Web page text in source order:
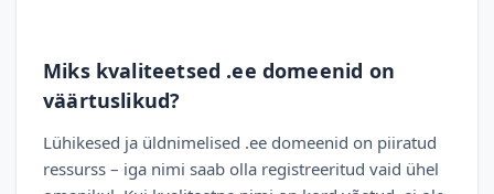
Miks kvaliteetsed .ee domeenid on
väärtuslikud?
Lühikesed ja üldnimelised .ee domeenid on piiratud
ressurss – iga nimi saab olla registreeritud vaid ühel